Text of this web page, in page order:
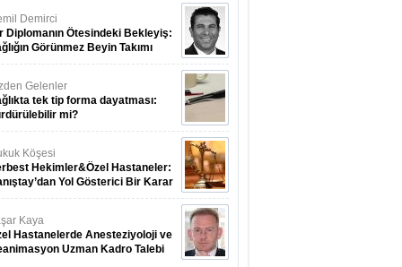
Demirci
Diplomanın Ötesindeki Bekleyiş:
Görünmez Beyin Takımı
Gelenler
tek tip forma dayatması:
mi?
Köşesi
Hekimler&Özel Hastaneler:
Yol Gösterici Bir Karar
Kaya
Hastanelerde Anesteziyoloji ve
Uzman Kadro Talebi